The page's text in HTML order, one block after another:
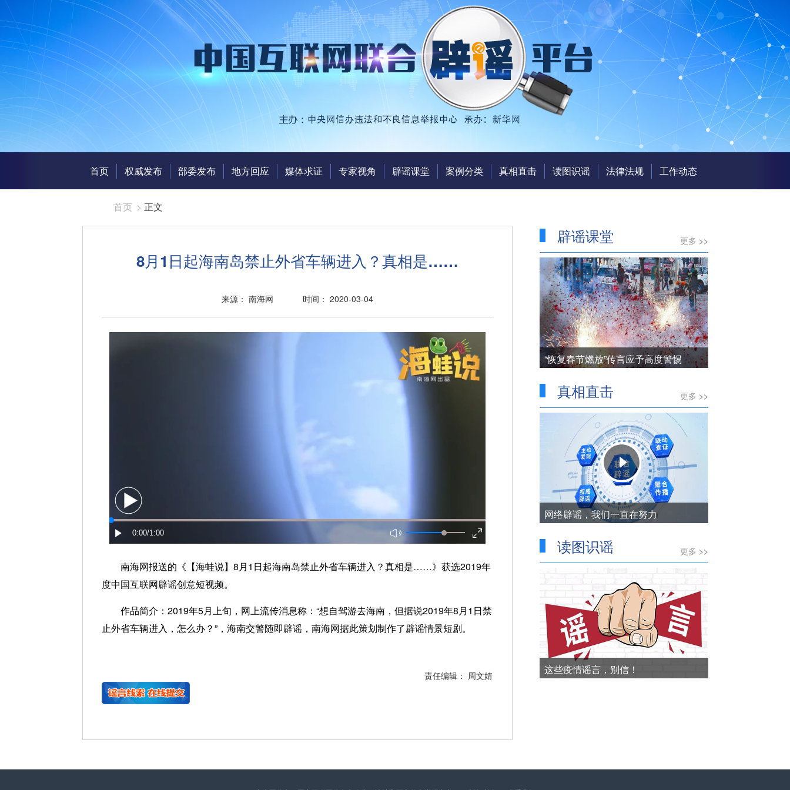
首页 权威发布 部委发布 地方回应 媒体求证 专家视角 辟谣课堂 案例分类 真相直击 读图识谣 法律法规 工作动态
首页 > 正文
8月1日起海南岛禁止外省车辆进入？真相是……
来源： 南海网 时间： 2020-03-04
南海网报送的《【海蛙说】8月1日起海南岛禁止外省车辆进入？真相是……》获选2019年
度中国互联网辟谣创意短视频。
作品简介： 2019年5月上旬，网上流传消息称：“想自驾游去海南，但据说2019年8月1日禁
止外省车辆进入，怎么办？”，海南交警随即辟谣，南海网据此策划制作了辟谣情景短剧。
责任编辑： 周文婧
辟谣课堂 更多 >>
“恢复春节燃放”传言应予高度警惕
真相直击 更多 >>
网络辟谣，我们一直在努力
读图识谣 更多 >>
这些疫情谣言，别信！